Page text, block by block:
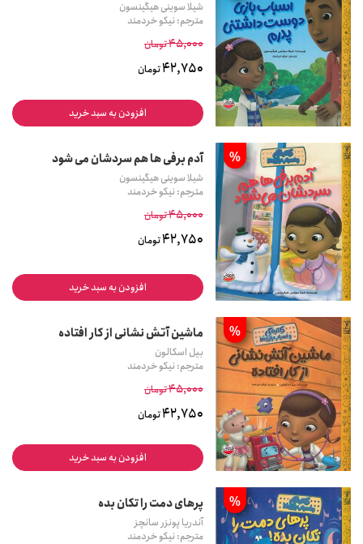
شیلا سوینی هیگینسون
مترجم: نیکو خردمند
45,000تومان
42,750تومان
افزودن به سبد خرید
% آدم برفی ها هم سردشان می شود
شیلا سوینی هیگینسون
مترجم: نیکو خردمند
45,000تومان
42,750تومان
افزودن به سبد خرید
% ماشین آتش نشانی از کار افتاده
بیل اسکالون
مترجم: نیکو خردمند
45,000تومان
42,750تومان
افزودن به سبد خرید
% پرهای دمت را تکان بده
آندریا پونزر سانچز
مترجم: نیکو خردمند